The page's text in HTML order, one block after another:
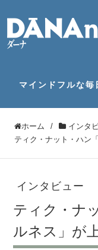
マインドフルな毎
ホーム / インタ
ティク・ナット・ハン
インタビュー
ティク・ナ
ルネス」が